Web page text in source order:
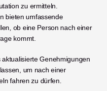
zu ermitteln.
bieten umfassende
ob eine Person nach einer
kommt.
Genehmigungen
um nach einer
fahren zu dürfen.